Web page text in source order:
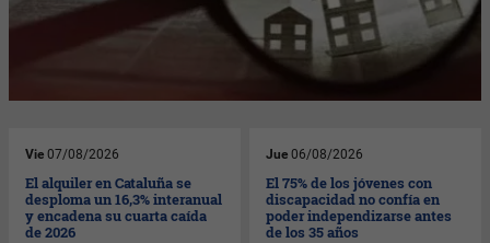
Vie 07/08/2026
El alquiler en Cataluña se
desploma un 16,3% interanual
y encadena su cuarta caída
de 2026
Jue 06/08/2026
El 75% de los jóvenes con
discapacidad no confía en
poder independizarse antes
de los 35 años